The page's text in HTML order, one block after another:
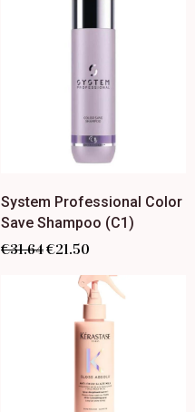
System Professional Color
Save Shampoo (C1)
€31.64€21.50